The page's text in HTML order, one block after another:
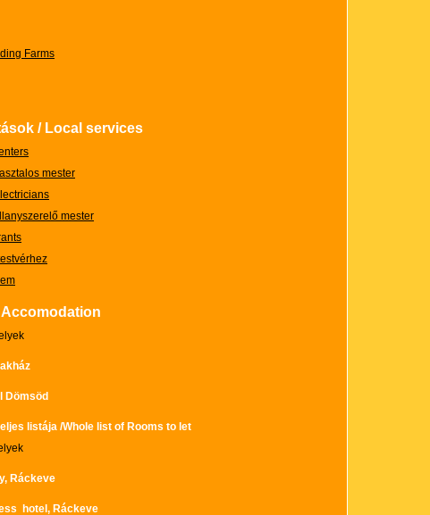
Farms
/ Local services
mester
mester
Dömsöd
listája /Whole list of Rooms to let
Ráckeve
hotel, Ráckeve